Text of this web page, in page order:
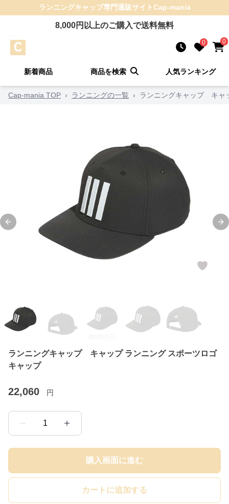
ランニングキャップ専門通販サイトCap-mania
8,000円以上のご購入で送料無料
0 0
新着商品 商品を検索 人気ランキング
Cap-mania TOP › ランニングの一覧 › ランニングキャップ キャ
Previous slide
ランニングキャップ キャップ ランニング スポーツロゴ
キャップ
22,060 円
1
購入画面に進む
カートに追加する